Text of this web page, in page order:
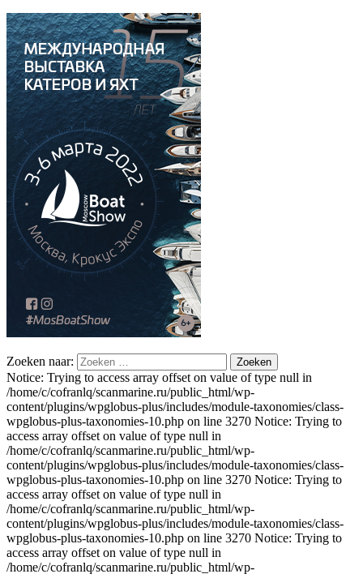
Zoeken naar:
Notice: Trying to access array offset on value of type null in /home/c/cofranlq/scanmarine.ru/public_html/wp-content/plugins/wpglobus-plus/includes/module-taxonomies/class-wpglobus-plus-taxonomies-10.php on line 3270 Notice: Trying to access array offset on value of type null in /home/c/cofranlq/scanmarine.ru/public_html/wp-content/plugins/wpglobus-plus/includes/module-taxonomies/class-wpglobus-plus-taxonomies-10.php on line 3270 Notice: Trying to access array offset on value of type null in /home/c/cofranlq/scanmarine.ru/public_html/wp-content/plugins/wpglobus-plus/includes/module-taxonomies/class-wpglobus-plus-taxonomies-10.php on line 3270 Notice: Trying to access array offset on value of type null in /home/c/cofranlq/scanmarine.ru/public_html/wp-content/plugins/wpglobus-plus/includes/module-taxonomies/class-wpglobus-plus-taxonomies-10.php on line 3270 Notice: Trying to access array offset on value of type null in /home/c/cofranlq/scanmarine.ru/public_html/wp-content/plugins/wpglobus-plus/includes/module-taxonomies/class-wpglobus-plus-taxonomies-10.php on line 3270 Notice: Trying to access array offset on value of type null in /home/c/cofranlq/scanmarine.ru/public_html/wp-content/plugins/wpglobus-plus/includes/module-taxonomies/class-wpglobus-plus-taxonomies-10.php on line 3270 Notice: Trying to access array offset on value of type null in /home/c/cofranlq/scanmarine.ru/public_html/wp-content/plugins/wpglobus-plus/includes/module-taxonomies/class-wpglobus-plus-taxonomies-10.php on line 3270 Notice: Trying to access array offset on value of type null in /home/c/cofranlq/scanmarine.ru/public_html/wp-content/plugins/wpglobus-plus/includes/module-taxonomies/class-wpglobus-plus-taxonomies-10.php on line 3270 Notice: Trying to access array offset on value of type null in /home/c/cofranlq/scanmarine.ru/public_html/wp-content/plugins/wpglobus-plus/includes/module-taxonomies/class-wpglobus-plus-taxonomies-10.php on line 3270 Notice: Trying to access array offset on value of type null in /home/c/cofranlq/scanmarine.ru/public_html/wp-content/plugins/wpglobus-plus/includes/module-taxonomies/class-wpglobus-plus-taxonomies-10.php on line 3270 Notice: Trying to access array offset on value of type null in /home/c/cofranlq/scanmarine.ru/public_html/wp-content/plugins/wpglobus-plus/includes/module-taxonomies/class-wpglobus-plus-taxonomies-10.php on line 3270 Notice: Trying to access array offset on value of type null in /home/c/cofranlq/scanmarine.ru/public_html/wp-content/plugins/wpglobus-plus/includes/module-taxonomies/class-wpglobus-plus-taxonomies-10.php on line 3270 Notice: Trying to access array offset on value of type null in /home/c/cofranlq/scanmarine.ru/public_html/wp-content/plugins/wpglobus-plus/includes/module-taxonomies/class-wpglobus-plus-taxonomies-10.php on line 3270 Notice: Trying to access array offset on value of type null in /home/c/cofranlq/scanmarine.ru/public_html/wp-content/plugins/wpglobus-plus/includes/module-taxonomies/class-wpglobus-plus-taxonomies-10.php on line 3270 Notice: Trying to access array offset on value of type null in /home/c/cofranlq/scanmarine.ru/public_html/wp-content/plugins/wpglobus-plus/includes/module-taxonomies/class-wpglobus-plus-taxonomies-10.php on line 3270 Notice: Trying to access array offset on value of type null in /home/c/cofranlq/scanmarine.ru/public_html/wp-content/plugins/wpglobus-plus/includes/module-taxonomies/class-wpglobus-plus-taxonomies-10.php on line 3270 Notice: Trying to access array offset on value of type null in /home/c/cofranlq/scanmarine.ru/public_html/wp-content/plugins/wpglobus-plus/includes/module-taxonomies/class-wpglobus-plus-taxonomies-10.php on line 3270 Notice: Trying to access array offset on value of type null in /home/c/cofranlq/scanmarine.ru/public_html/wp-content/plugins/wpglobus-plus/includes/module-taxonomies/class-wpglobus-plus-taxonomies-10.php on line 3270 Notice: Trying to access array offset on value of type null in /home/c/cofranlq/scanmarine.ru/public_html/wp-content/plugins/wpglobus-plus/includes/module-taxonomies/class-wpglobus-plus-taxonomies-10.php on line 3270 Notice: Trying to access array offset on value of type null in /home/c/cofranlq/scanmarine.ru/public_html/wp-content/plugins/wpglobus-plus/includes/module-taxonomies/class-wpglobus-plus-taxonomies-10.php on line 3270 Notice: Trying to access array offset on value of type null in /home/c/cofranlq/scanmarine.ru/public_html/wp-content/plugins/wpglobus-plus/includes/module-taxonomies/class-wpglobus-plus-taxonomies-10.php on line 3270 Notice: Trying to access array offset on value of type null in /home/c/cofranlq/scanmarine.ru/public_html/wp-content/plugins/wpglobus-plus/includes/module-taxonomies/class-wpglobus-plus-taxonomies-10.php on line 3270 Notice: Trying to access array offset on value of type null in /home/c/cofranlq/scanmarine.ru/public_html/wp-content/plugins/wpglobus-plus/includes/module-taxonomies/class-wpglobus-plus-taxonomies-10.php on line 3270 Notice: Trying to access array offset on value of type null in /home/c/cofranlq/scanmarine.ru/public_html/wp-content/plugins/wpglobus-plus/includes/module-taxonomies/class-wpglobus-plus-taxonomies-10.php on line 3270 Notice: Trying to access array offset on value of type null in /home/c/cofranlq/scanmarine.ru/public_html/wp-content/plugins/wpglobus-plus/includes/module-taxonomies/class-wpglobus-plus-taxonomies-10.php on line 3270 Notice: Trying to access array offset on value of type null in /home/c/cofranlq/scanmarine.ru/public_html/wp-content/plugins/wpglobus-plus/includes/module-taxonomies/class-wpglobus-plus-taxonomies-10.php on line 3270 Notice: Trying to access array offset on value of type null in /home/c/cofranlq/scanmarine.ru/public_html/wp-content/plugins/wpglobus-plus/includes/module-taxonomies/class-wpglobus-plus-taxonomies-10.php on line 3270 Notice: Trying to access array offset on value of type null in /home/c/cofranlq/scanmarine.ru/public_html/wp-content/plugins/wpglobus-plus/includes/module-taxonomies/class-wpglobus-plus-taxonomies-10.php on line 3270 Notice: Trying to access array offset on value of type null in /home/c/cofranlq/scanmarine.ru/public_html/wp-content/plugins/wpglobus-plus/includes/module-taxonomies/class-wpglobus-plus-taxonomies-10.php on line 3270 Notice: Trying to access array offset on value of type null in /home/c/cofranlq/scanmarine.ru/public_html/wp-content/plugins/wpglobus-plus/includes/module-taxonomies/class-wpglobus-plus-taxonomies-10.php on line 3270 Notice: Trying to access array offset on value of type null in /home/c/cofranlq/scanmarine.ru/public_html/wp-content/plugins/wpglobus-plus/includes/module-taxonomies/class-wpglobus-plus-taxonomies-10.php on line 3270 Notice: Trying to access array offset on value of type null in /home/c/cofranlq/scanmarine.ru/public_html/wp-content/plugins/wpglobus-plus/includes/module-taxonomies/class-wpglobus-plus-taxonomies-10.php on line 3270 Notice: Trying to access array offset on value of type null in /home/c/cofranlq/scanmarine.ru/public_html/wp-content/plugins/wpglobus-plus/includes/module-taxonomies/class-wpglobus-plus-taxonomies-10.php on line 3270 Notice: Trying to access array offset on value of type null in /home/c/cofranlq/scanmarine.ru/public_html/wp-content/plugins/wpglobus-plus/includes/module-taxonomies/class-wpglobus-plus-taxonomies-10.php on line 3270 Notice: Trying to access array offset on value of type null in /home/c/cofranlq/scanmarine.ru/public_html/wp-content/plugins/wpglobus-plus/includes/module-taxonomies/class-wpglobus-plus-taxonomies-10.php on line 3270 Notice: Trying to access array offset on value of type null in /home/c/cofranlq/scanmarine.ru/public_html/wp-content/plugins/wpglobus-plus/includes/module-taxonomies/class-wpglobus-plus-taxonomies-10.php on line 3270 Notice: Trying to access array offset on value of type null in /home/c/cofranlq/scanmarine.ru/public_html/wp-content/plugins/wpglobus-plus/includes/module-taxonomies/class-wpglobus-plus-taxonomies-10.php on line 3270 Notice: Trying to access array offset on value of type null in /home/c/cofranlq/scanmarine.ru/public_html/wp-content/plugins/wpglobus-plus/includes/module-taxonomies/class-wpglobus-plus-taxonomies-10.php on line 3270 Notice: Trying to access array offset on value of type null in /home/c/cofranlq/scanmarine.ru/public_html/wp-content/plugins/wpglobus-plus/includes/module-taxonomies/class-wpglobus-plus-taxonomies-10.php on line 3270 Notice: Trying to access array offset on value of type null in /home/c/cofranlq/scanmarine.ru/public_html/wp-content/plugins/wpglobus-plus/includes/module-taxonomies/class-wpglobus-plus-taxonomies-10.php on line 3270 Notice: Trying to access array offset on value of type null in /home/c/cofranlq/scanmarine.ru/public_html/wp-content/plugins/wpglobus-plus/includes/module-taxonomies/class-wpglobus-plus-taxonomies-10.php on line 3270 Notice: Trying to access array offset on value of type null in /home/c/cofranlq/scanmarine.ru/public_html/wp-content/plugins/wpglobus-plus/includes/module-taxonomies/class-wpglobus-plus-taxonomies-10.php on line 3270 Notice: Trying to access array offset on value of type null in /home/c/cofranlq/scanmarine.ru/public_html/wp-content/plugins/wpglobus-plus/includes/module-taxonomies/class-wpglobus-plus-taxonomies-10.php on line 3270 Notice: Trying to access array offset on value of type null in /home/c/cofranlq/scanmarine.ru/public_html/wp-content/plugins/wpglobus-plus/includes/module-taxonomies/class-wpglobus-plus-taxonomies-10.php on line 3270 Notice: Trying to access array offset on value of type null in /home/c/cofranlq/scanmarine.ru/public_html/wp-content/plugins/wpglobus-plus/includes/module-taxonomies/class-wpglobus-plus-taxonomies-10.php on line 3270 Notice: Trying to access array offset on value of type null in /home/c/cofranlq/scanmarine.ru/public_html/wp-content/plugins/wpglobus-plus/includes/module-taxonomies/class-wpglobus-plus-taxonomies-10.php on line 3270 Notice: Trying to